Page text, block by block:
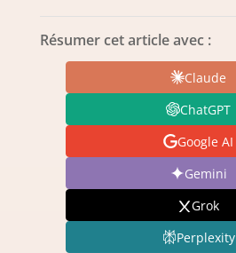
Résumer cet article avec :
Claude
ChatGPT
Google AI
Gemini
Grok
Perplexity